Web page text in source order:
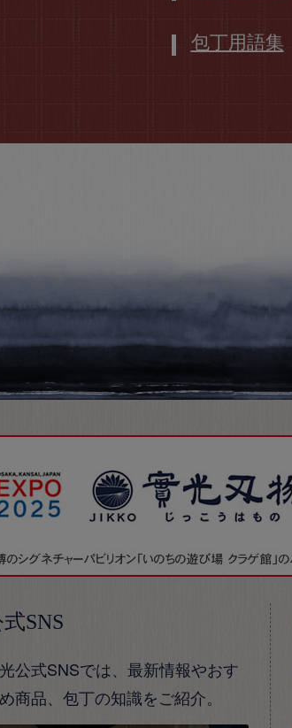
包丁用語集
SNS
公式SNSでは、最新情報やおす
商品、包丁の知識をご紹介。